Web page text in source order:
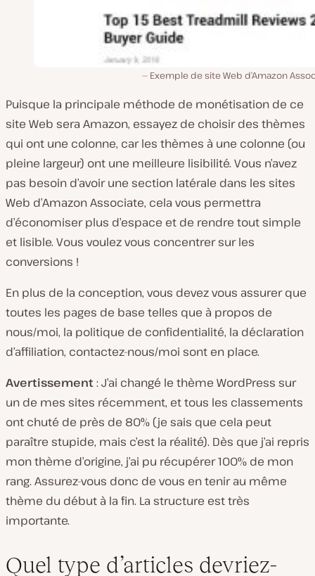
Exemple de site Web d’Amazon
Puisque la principale méthode de monétisation de ce
site Web sera Amazon, essayez de choisir des thèmes
qui ont une colonne, car les thèmes à une colonne (ou
pleine largeur) ont une meilleure lisibilité. Vous n’avez
pas besoin d’avoir une section latérale dans les sites
Web d’Amazon Associate, cela vous permettra
d’économiser plus d’espace et de rendre tout simple
et lisible. Vous voulez vous concentrer sur les
conversions !
En plus de la conception, vous devez vous assurer que
toutes les pages de base telles que à propos de
nous/moi, la politique de confidentialité, la déclaration
d’affiliation, contactez-nous/moi sont en place.
Avertissement: J’ai changé le thème WordPress sur
un de mes sites récemment, et tous les classements
ont chuté de près de 80% (je sais que cela peut
paraître stupide, mais c’est la réalité). Dès que j’ai repris
mon thème d’origine, j’ai pu récupérer 100% de mon
rang. Assurez-vous donc de vous en tenir au même
thème du début à la fin. La structure est très
importante.
Quel type d’articles devriez-